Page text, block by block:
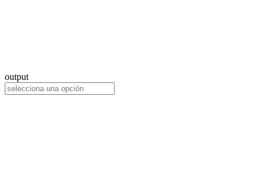
output